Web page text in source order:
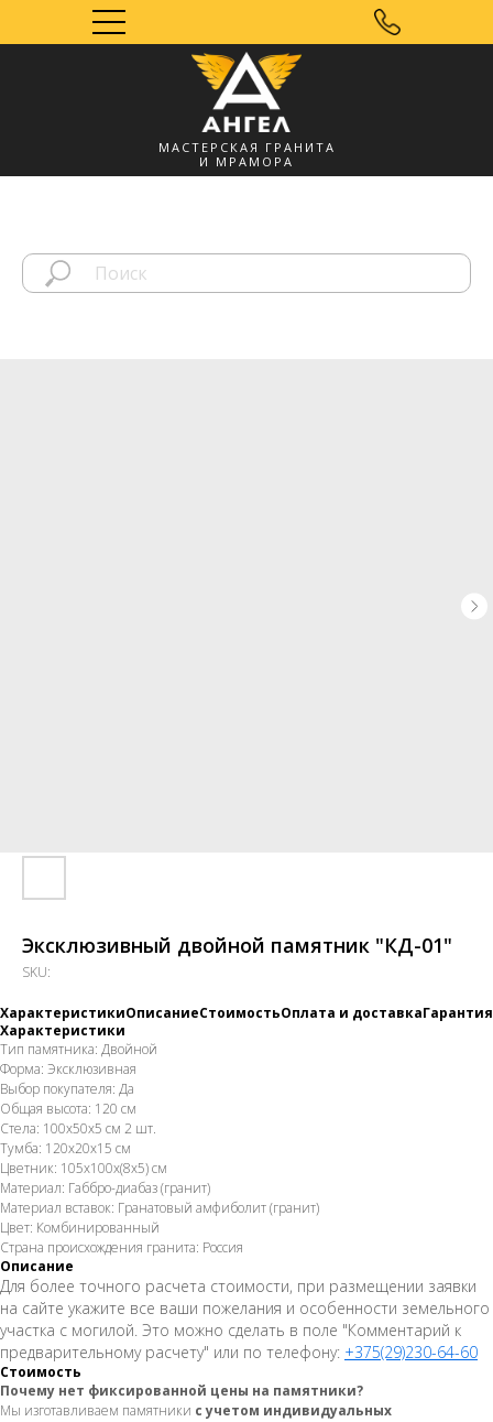
МАСТЕРСКАЯ ГРАНИТА
И МРАМОРА
Эксклюзивный двойной памятник "КД-01"
SKU:
ХарактеристикиОписаниеСтоимостьОплата и доставка
Характеристики
Тип памятника: Двойной
Форма: Эксклюзивная
Выбор покупателя: Да
Общая высота: 120 см
Стела: 100х50х5 см 2 шт.
Тумба: 120х20х15 см
Цветник: 105х100х(8х5) см
Материал: Габбро-диабаз (гранит)
Материал вставок: Гранатовый амфиболит (гранит)
Цвет: Комбинированный
Страна происхождения гранита: Россия
Описание
Для более точного расчета стоимости, при размещении заявки
на сайте укажите все ваши пожелания и особенности земельного
участка с могилой. Это можно сделать в поле "Комментарий к
предварительному расчету" или по телефону: +375(29)230-64-60
Стоимость
Почему нет фиксированной цены на памятники?
Мы изготавливаем памятники с учетом индивидуальных